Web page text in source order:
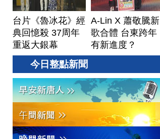
台片《魯冰花》經
典回憶殺 37周年
重返大銀幕
A-Lin X 蕭敬騰新
歌合體 台東跨年
有新進度？
今日整點新聞